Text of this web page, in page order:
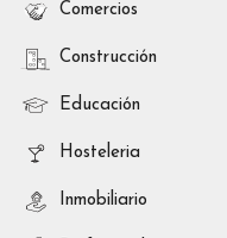
Comercios
Construcción
Educación
Hosteleria
Inmobiliario